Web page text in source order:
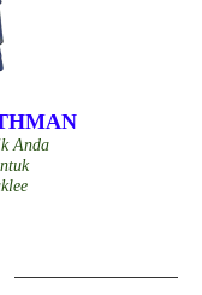
Anda